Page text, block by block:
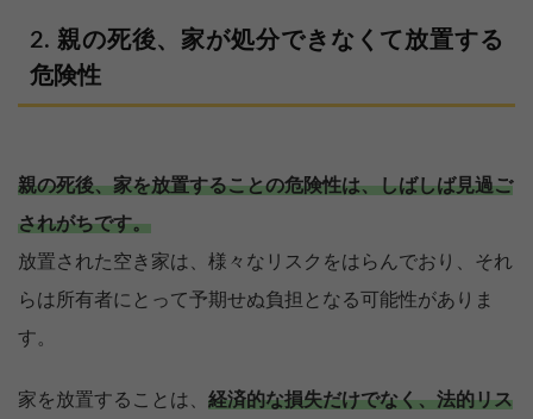
親の死後、家が処分できなくて放置する
危険性
親の死後、家を放置することの危険性は、しばしば見過ご
されがちです。
放置された空き家は、様々なリスクをはらんでおり、それ
らは所有者にとって予期せぬ負担となる可能性がありま
す。
家を放置することは、 経済的な損失だけでなく、法的リス